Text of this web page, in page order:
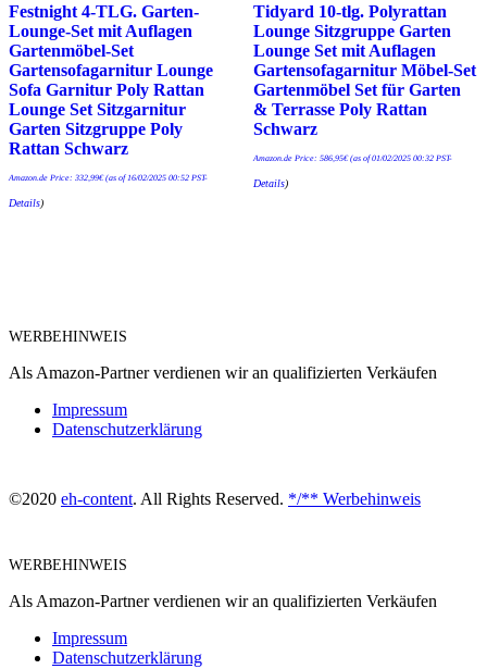
Festnight 4-TLG. Garten-
Lounge-Set mit Auflagen
Gartenmöbel-Set
Gartensofagarnitur Lounge
Sofa Garnitur Poly Rattan
Lounge Set Sitzgarnitur
Garten Sitzgruppe Poly
Rattan Schwarz
Amazon.de Price: 332,99€(as of 16/02/2025 00:52 PST-
Details)
Tidyard 10-tlg. Polyrattan
Lounge Sitzgruppe Garten
Lounge Set mit Auflagen
Gartensofagarnitur Möbel-Set
Gartenmöbel Set für Garten
& Terrasse Poly Rattan
Schwarz
Amazon.de Price: 586,95€(as of 01/02/2025 00:32 PST-
Details)
WERBEHINWEIS
Als Amazon-Partner verdienen wir an qualifizierten Verkäufen
Impressum
Datenschutzerklärung
©2020 eh-content. All Rights Reserved. */** Werbehinweis
WERBEHINWEIS
Als Amazon-Partner verdienen wir an qualifizierten Verkäufen
Impressum
Datenschutzerklärung